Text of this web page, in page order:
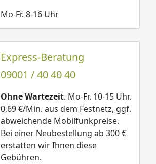
Mo-Fr. 8-16 Uhr
Express-Beratung
09001 / 40 40 40
Ohne Wartezeit. Mo-Fr. 10-15 Uhr.
0,69 €/Min. aus dem Festnetz, ggf.
abweichende Mobilfunkpreise.
Bei einer Neubestellung ab 300 €
erstatten wir Ihnen diese
Gebühren.